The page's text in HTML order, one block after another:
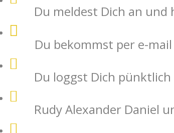
Du meldest Dich an
Du bekommst per e-
Du loggst Dich
Rudy Alexander Daniel